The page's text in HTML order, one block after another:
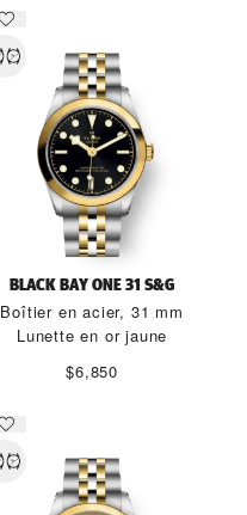
BLACK BAY ONE 31 S&G
Boîtier en acier, 31 mm
Lunette en or jaune
$6,850